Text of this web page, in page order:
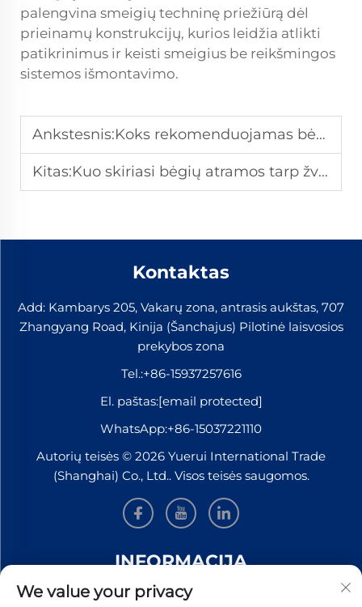
palengvina smeigių techninę priežiūrą dėl
prieinamų konstrukcijų, kurios leidžia atlikti
patikrinimus ir keisti smeigius be reikšmingos
sistemos išmontavimo.
Ankstesnis:Koks rekomenduojamas bėgių tvirtintuvų montavimo žingsnis geležinkeliuose?
Kitas:Kuo skiriasi bėgių atramos tarp žvyro ir bežvyrio bėgių?
Kontaktas
Add: Kambarys 205, Vakarų zona, antrasis aukštas, 707
Zhangyang Road, Kinija (Šanchajus) Pilotinė laisvosios
prekybos zona
Tel.:+86-15937257616
El. paštas:[email protected]
WhatsApp:+86-15037221110
Autorių teisės © 2026 Yuerui International Trade
(Shanghai) Co., Ltd.. Visos teisės saugomos.
INFORMACIJA
Užsiregistruokite, kad gautumėte mūsų savaitinį
We value your privacy